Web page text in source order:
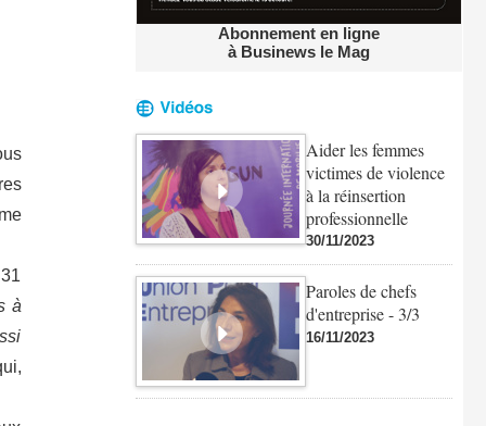
à
Abonnement en ligne
à Businews le Mag
Aider les femmes
victimes de violence
à la réinsertion
professionnelle
30/11/2023
Paroles de chefs
d'entreprise - 3/3
16/11/2023